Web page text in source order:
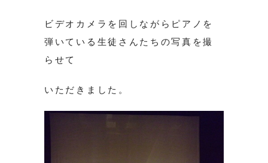
ビデオカメラを回しながらピアノを
弾いている生徒さんたちの写真を撮
らせて
いただきました。